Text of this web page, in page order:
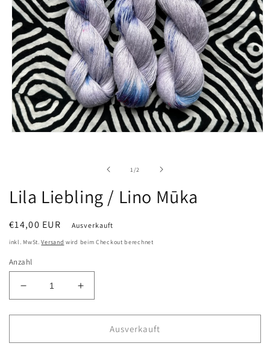
1 /von
2
Lila Liebling / Lino Mūka
Normaler
Preis
€14,00 EUR Ausverkauft
inkl. MwSt.Versand wird beim Checkout berechnet
Anzahl
Verringere
die
Menge
Lila
Erhöhe
die
Menge
Lila
Ausverkauft